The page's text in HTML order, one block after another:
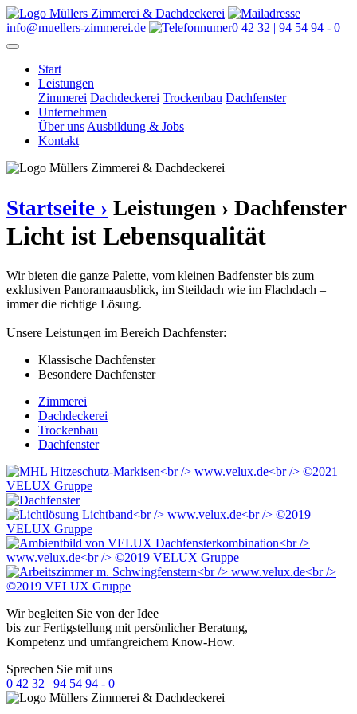
info@muellers-zimmerei.de 0 42 32 | 94 54 94 - 0
Start
Leistungen
Zimmerei Dachdeckerei Trockenbau Dachfenster
Unternehmen
Über uns Ausbildung & Jobs
Kontakt
Startseite › Leistungen › Dachfenster
Licht ist Lebensqualität
Wir bieten die ganze Palette, vom kleinen Badfenster bis zum
exklusiven Panoramaausblick, im Steildach wie im Flachdach –
immer die richtige Lösung.
Unsere Leistungen im Bereich Dachfenster:
Klassische Dachfenster
Besondere Dachfenster
Zimmerei
Dachdeckerei
Trockenbau
Dachfenster
Wir begleiten Sie von der Idee
bis zur Fertigstellung mit persönlicher Beratung,
Kompetenz und umfangreichem Know-How.
Sprechen Sie mit uns
0 42 32 | 94 54 94 - 0